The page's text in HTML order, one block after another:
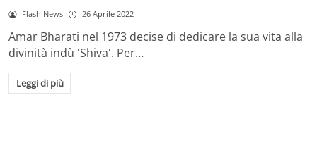
Flash News 26 Aprile 2022
Amar Bharati nel 1973 decise di dedicare la sua vita alla
divinità indù 'Shiva'. Per…
Leggi di più